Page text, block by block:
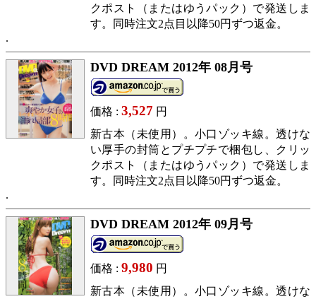
クポスト（またはゆうパック）で発送しま
す。同時注文2点目以降50円ずつ返金。
DVD DREAM 2012年 08月号
価格 : 3,527 円
新古本（未使用）。小口ゾッキ線。透けな
い厚手の封筒とプチプチで梱包し、クリッ
クポスト（またはゆうパック）で発送しま
す。同時注文2点目以降50円ずつ返金。
DVD DREAM 2012年 09月号
価格 : 9,980 円
新古本（未使用）。小口ゾッキ線。透けな